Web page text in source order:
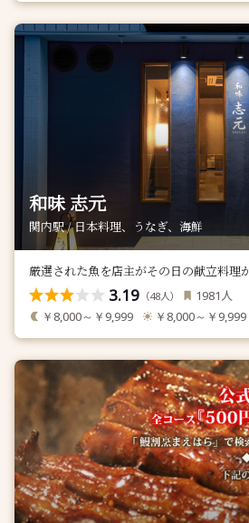
和味 志元
関内駅 / 日本料理、うなぎ、海鮮
厳選された魚を店主がその日の献立料理
3.19 （48人） 1981 人
￥8,000～￥9,999 ￥8,000～￥9,999